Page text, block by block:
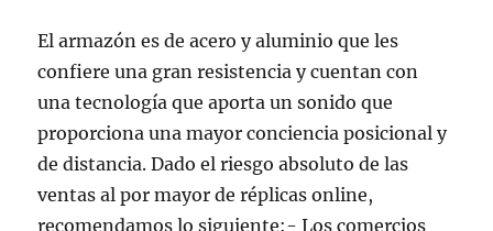
El armazón es de acero y aluminio que les
confiere una gran resistencia y cuentan con
una tecnología que aporta un sonido que
proporciona una mayor conciencia posicional y
de distancia. Dado el riesgo absoluto de las
ventas al por mayor de réplicas online,
recomendamos lo siguiente:- Los comercios